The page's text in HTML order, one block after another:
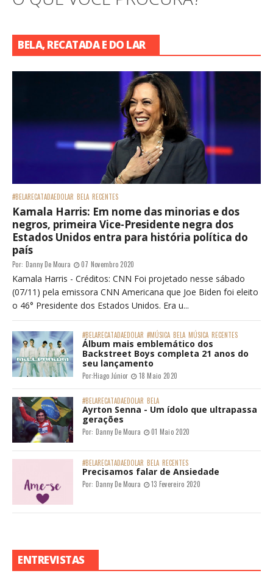
BELA, RECATADA E DO LAR
#BELARECATADAEDOLAR BELA RECENTES
Kamala Harris: Em nome das minorias e dos
negros, primeira Vice-Presidente negra dos
Estados Unidos entra para história política do
país
Por: Danny De Moura 07 Novembro 2020
Kamala Harris - Créditos: CNN Foi projetado nesse sábado
(07/11) pela emissora CNN Americana que Joe Biden foi eleito
o 46° Presidente dos Estados Unidos. Era u...
#BELARECATADAEDOLAR #MÚSICA BELA MÚSICA RECENTES
Álbum mais emblemático dos
Backstreet Boys completa 21 anos do
seu lançamento
Por:Hiago Júnior 18 Maio 2020
#BELARECATADAEDOLAR BELA
Ayrton Senna - Um ídolo que ultrapassa
gerações
Por: Danny De Moura 01 Maio 2020
#BELARECATADAEDOLAR BELA RECENTES
Precisamos falar de Ansiedade
Por: Danny De Moura 13 Fevereiro 2020
ENTREVISTAS